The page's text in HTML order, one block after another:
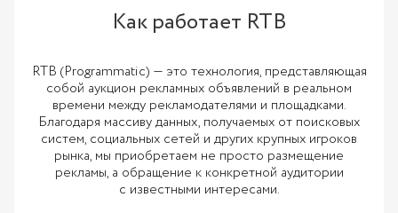
Как работает RTB
RTB (Programmatic) — это технология, представляющая
собой аукцион рекламных объявлений в реальном
времени между рекламодателями и площадками.
Благодаря массиву данных, получаемых от поисковых
систем, социальных сетей и других крупных игроков
рынка, мы приобретаем не просто размещение
рекламы, а обращение к конкретной аудитории
с известными интересами.